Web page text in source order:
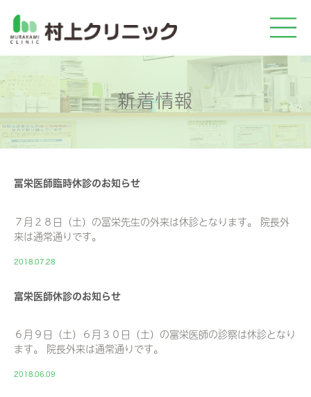
新着情報
冨栄医師臨時休診のお知らせ
７月２８日（土）の冨栄先生の外来は休診となります。 院長外
来は通常通りです。
2018.07.28
富栄医師休診のお知らせ
６月９日（土）６月３０日（土）の富栄医師の診察は休診となり
ます。 院長外来は通常通りです。
2018.06.09